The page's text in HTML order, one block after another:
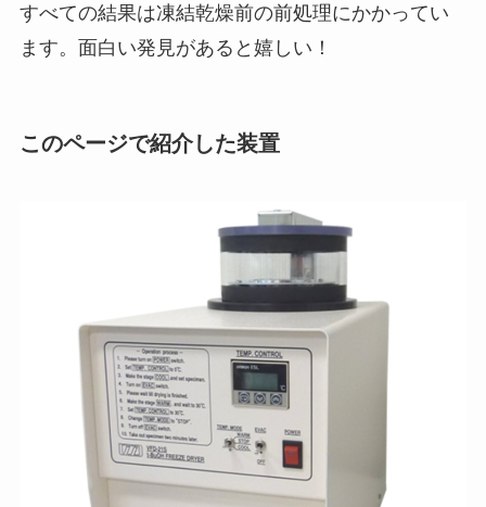
すべての結果は凍結乾燥前の前処理にかかってい
ます。面白い発見があると嬉しい！
このページで紹介した装置